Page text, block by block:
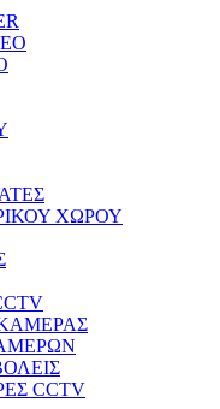
ΧΩΡΟΥ
CCTV